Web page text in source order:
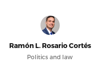
Ramón L. Rosario Cortés
Politics and law